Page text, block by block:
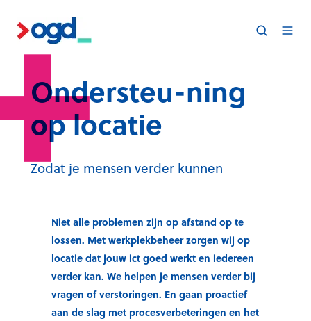
Ondersteu-ning
op locatie
Zodat je mensen verder kunnen
Niet alle problemen zijn op afstand op te
lossen. Met werkplekbeheer zorgen wij op
locatie dat jouw ict goed werkt en iedereen
verder kan. We helpen je mensen verder bij
vragen of verstoringen. En gaan proactief
aan de slag met procesverbeteringen en het